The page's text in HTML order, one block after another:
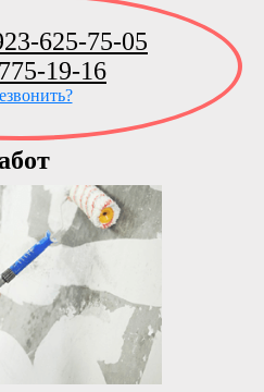
625-75-05
19-16